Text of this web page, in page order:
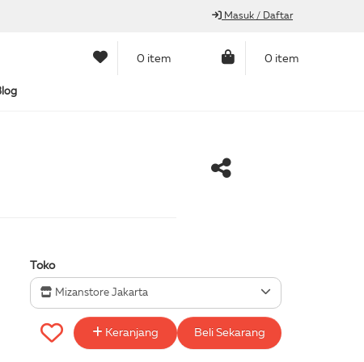
Masuk / Daftar
0 item 0 item
Toko
Mizanstore Jakarta
Keranjang Beli Sekarang